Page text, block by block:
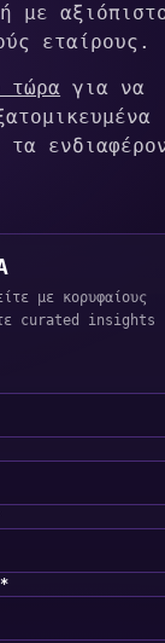
με
εταίρους.
τώρα για να
τα
με κορυφαίους
curated insights